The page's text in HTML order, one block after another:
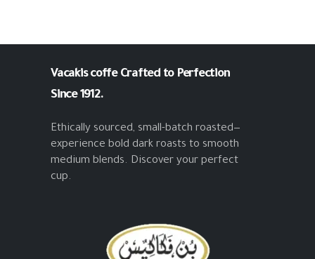
Vacakis coffe Crafted to Perfection
Since 1912.
Ethically sourced, small-batch roasted—
experience bold dark roasts to smooth
medium blends. Discover your perfect
cup.